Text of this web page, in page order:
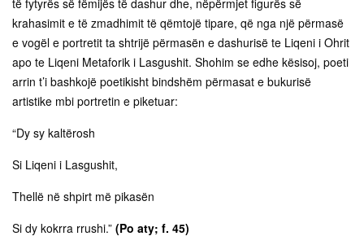
krahasimit e të zmadhimit të qëmtojë tipare, që nga një përmasë
e vogël e portretit ta shtrijë përmasën e dashurisë te Liqeni i Ohrit
apo te Liqeni Metaforik i Lasgushit. Shohim se edhe kësisoj, poeti
arrin t’i bashkojë poetikisht bindshëm përmasat e bukurisë
artistike mbi portretin e piketuar:
“Dy sy kaltërosh
Si Liqeni i Lasgushit,
Thellë në shpirt më pikasën
Si dy kokrra rrushi.” (Po aty; f. 45)